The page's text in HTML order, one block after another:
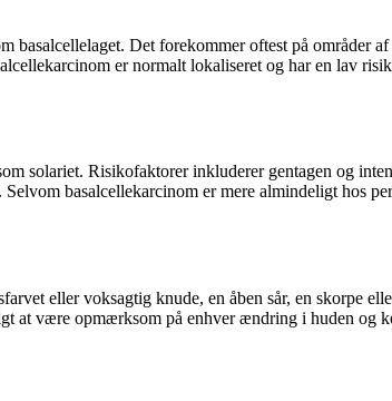
Det forekommer oftest på områder
er normalt lokaliseret og har en lav
solariet. Risikofaktorer inkluderer gentagen og
basalcellekarcinom er mere almindeligt hos
eller voksagtig knude, en åben sår, en skorpe
at være opmærksom på enhver ændring i huden og